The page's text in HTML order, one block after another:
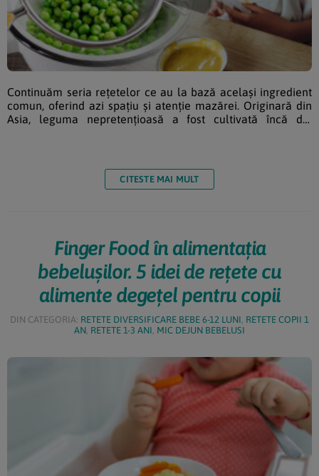
Continuăm seria rețetelor ce au la bază același ingredient
comun, oferind azi spațiu și atenție mazărei. Originară din
Asia, leguma nepretențioasă a fost cultivată încă din
deosebit, este comercializată aproape în toată lumea.
Precum dovleacul, are valori […]
CITESTE MAI MULT
Finger Food în alimentația
bebelușilor. 5 idei de rețete cu
alimente degețel pentru copii
DIN CATEGORIA: RETETE DIVERSIFICARE BEBE 6-12 LUNI RETETE COPII 1
AN RETETE 1-3 ANI MIC DEJUN BEBELUSI